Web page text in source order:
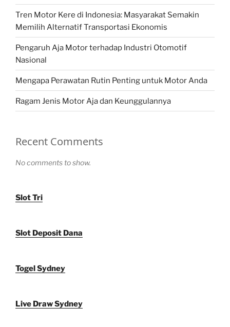
Tren Motor Kere di Indonesia: Masyarakat Semakin
Memilih Alternatif Transportasi Ekonomis
Pengaruh Aja Motor terhadap Industri Otomotif
Nasional
Mengapa Perawatan Rutin Penting untuk Motor Anda
Ragam Jenis Motor Aja dan Keunggulannya
Recent Comments
No comments to show.
Slot Tri
Slot Deposit Dana
Togel Sydney
Live Draw Sydney